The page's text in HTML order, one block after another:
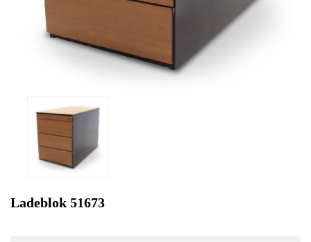
Ladeblok 51673